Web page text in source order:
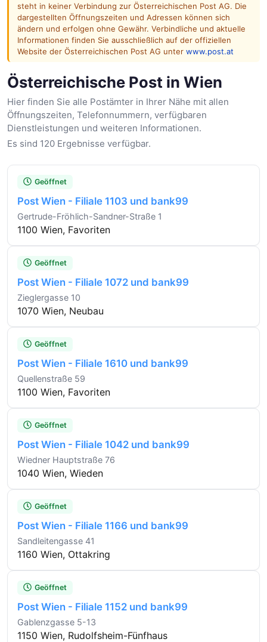
steht in keiner Verbindung zur Österreichischen Post AG. Die
dargestellten Öffnungszeiten und Adressen können sich
ändern und erfolgen ohne Gewähr. Verbindliche und aktuelle
Informationen finden Sie ausschließlich auf der offiziellen
Website der Österreichischen Post AG unter www.post.at
Österreichische Post in Wien
Hier finden Sie alle Postämter in Ihrer Nähe mit allen
Öffnungszeiten, Telefonnummern, verfügbaren
Dienstleistungen und weiteren Informationen.
Es sind 120 Ergebnisse verfügbar.
Geöffnet
Post Wien - Filiale 1103 und bank99
Gertrude-Fröhlich-Sandner-Straße 1
1100 Wien, Favoriten
Geöffnet
Post Wien - Filiale 1072 und bank99
Zieglergasse 10
1070 Wien, Neubau
Geöffnet
Post Wien - Filiale 1610 und bank99
Quellenstraße 59
1100 Wien, Favoriten
Geöffnet
Post Wien - Filiale 1042 und bank99
Wiedner Hauptstraße 76
1040 Wien, Wieden
Geöffnet
Post Wien - Filiale 1166 und bank99
Sandleitengasse 41
1160 Wien, Ottakring
Geöffnet
Post Wien - Filiale 1152 und bank99
Gablenzgasse 5-13
1150 Wien, Rudolfsheim-Fünfhaus